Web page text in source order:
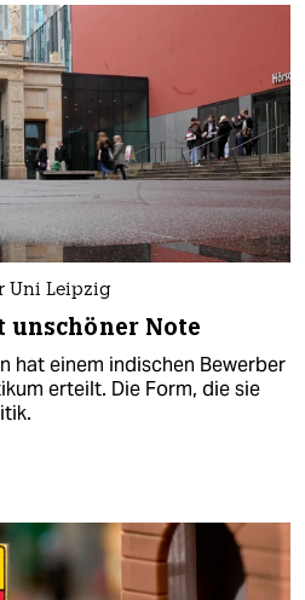
Uni Leipzig
unschöner Note
hat einem indischen Bewerber
erteilt. Die Form, die sie